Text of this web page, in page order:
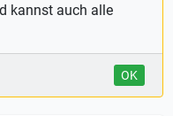
kannst auch alle
OK